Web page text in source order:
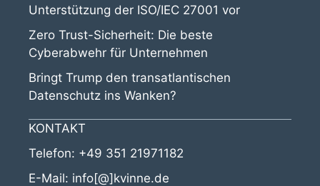
Unterstützung der ISO/IEC 27001 vor
Zero Trust-Sicherheit: Die beste
Cyberabwehr für Unternehmen
Bringt Trump den transatlantischen
Datenschutz ins Wanken?
KONTAKT
Telefon: +49 351 21971182
E-Mail: info[@]kvinne.de